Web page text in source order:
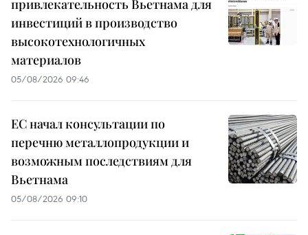
привлекательность Вьетнама для
инвестиций в производство
высокотехнологичных
материалов
05/08/2026 09:46
ЕС начал консультации по
перечню металлопродукции и
возможным последствиям для
Вьетнама
05/08/2026 09:10